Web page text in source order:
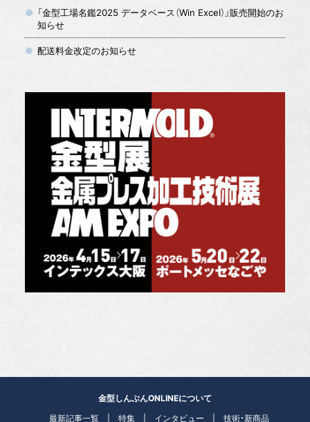
「金型工場名鑑2025 データベース（Win Excel）」販売開始のお
知らせ
配送料金改定のお知らせ
金型しんぶんONLINEについて
最新記事一覧
特集 インタビュー 技術・新商品